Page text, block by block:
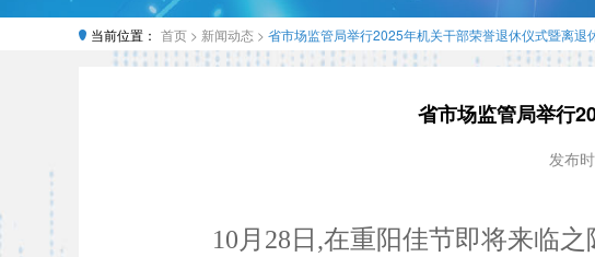
当前位置： 首页 > 新闻动态 > 省市场监管局举行2025年机关干部荣誉退休仪式暨离退
省市场监管局举行
发布
10月28日,在重阳佳节即将来临